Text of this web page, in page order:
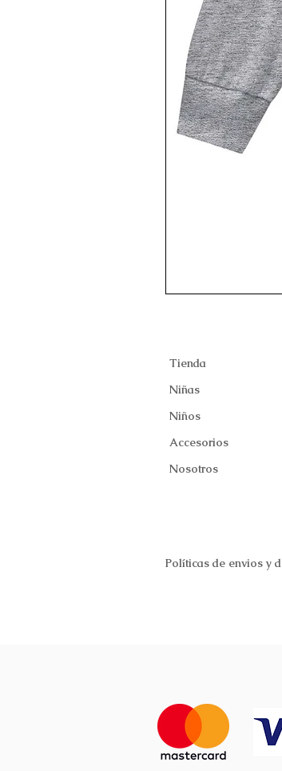
Tienda
Niñas
Niños
Accesorios
Nosotros
Políticas de envios y